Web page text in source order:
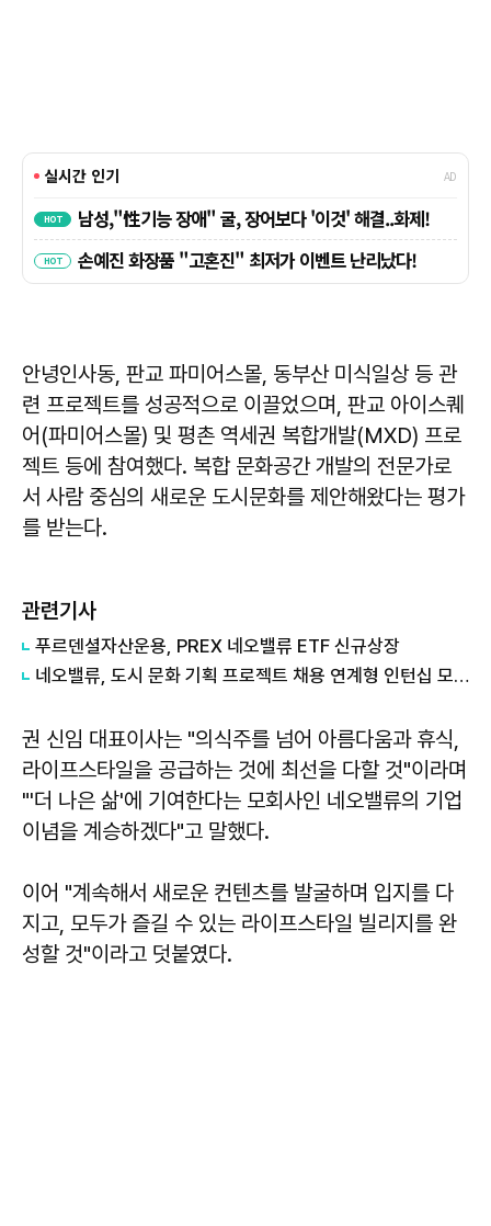
안녕인사동, 판교 파미어스몰, 동부산 미식일상 등 관
련 프로젝트를 성공적으로 이끌었으며, 판교 아이스퀘
어(파미어스몰) 및 평촌 역세권 복합개발(MXD) 프로
젝트 등에 참여했다. 복합 문화공간 개발의 전문가로
서 사람 중심의 새로운 도시문화를 제안해왔다는 평가
를 받는다.
관련기사
푸르덴셜자산운용, PREX 네오밸류 ETF 신규상장
네오밸류, 도시 문화 기획 프로젝트 채용 연계형 인턴십 모집
권 신임 대표이사는 "의식주를 넘어 아름다움과 휴식,
라이프스타일을 공급하는 것에 최선을 다할 것"이라며
"'더 나은 삶'에 기여한다는 모회사인 네오밸류의 기업
이념을 계승하겠다"고 말했다.
이어 "계속해서 새로운 컨텐츠를 발굴하며 입지를 다
지고, 모두가 즐길 수 있는 라이프스타일 빌리지를 완
성할 것"이라고 덧붙였다.